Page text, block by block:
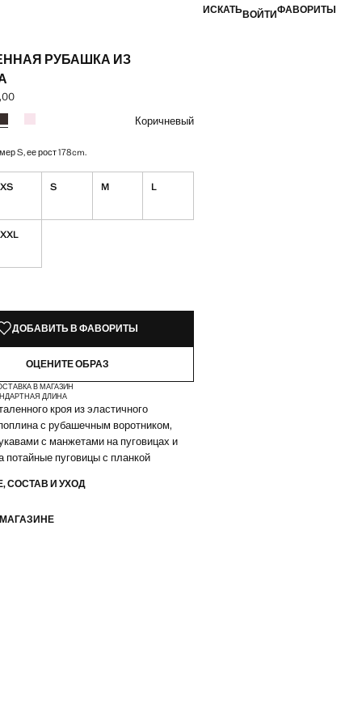
ИСКАТЬВОЙТИФАВОРИТЫ
РУБАШКА ИЗ
[AMD 14 900,00 ]
голубой
цвет: Коричневый
Цвет Розовый
Коричневый
S, ее рост 178cm.
XS S M L
XXL
ДОБАВИТЬ В ФАВОРИТЫ
ОЦЕНИТЕ ОБРАЗ
В МАГАЗИН
ДЛИНА
кроя из эластичного
с рубашечным воротником,
с манжетами на пуговицах и
потайные пуговицы с планкой
СОСТАВ И УХОД